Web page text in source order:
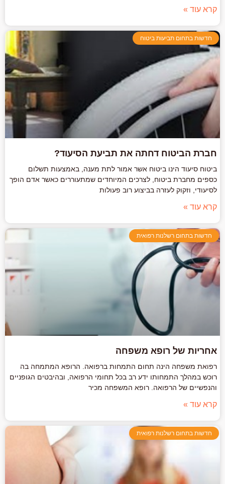
קרא עוד »
חדשות בתחום תביעות ביטוח
חברת הביטוח דחתה את תביעת הסיעוד?
ביטוח סיעוד הינו ביטוח אשר אמור לתת מענה, באמצעות תשלום
כספים מחברת ביטוח, לצרכים המיוחדים שמתעוררים כאשר אדם הופך
לסיעודי, וזקוק לעזרה בביצוע רוב פעולות
קרא עוד »
חדשות בתחום רשלנות רפואית
אחריות של רופא משפחה
רפואת משפחה הינה תחום התמחות ברפואה. הרופא המתמחה בה
רוכש במהלך התמחותו ידע רב בכל תחומי הרפואה, ובהיבטים הגופניים
והנפשיים של הרפואה. רופא המשפחה מכיר
קרא עוד »
חדשות בתחום רשלנות רפואית